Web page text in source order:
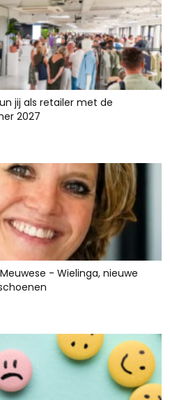
jij als retailer met de
2027
- Wielinga, nieuwe